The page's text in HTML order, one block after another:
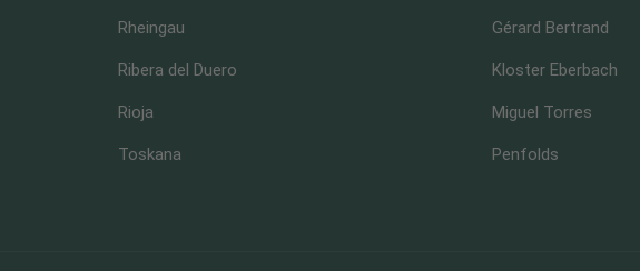
Rheingau
Ribera del Duero
Rioja
Toskana
Gérard Bertrand
Kloster Eberbach
Miguel Torres
Penfolds